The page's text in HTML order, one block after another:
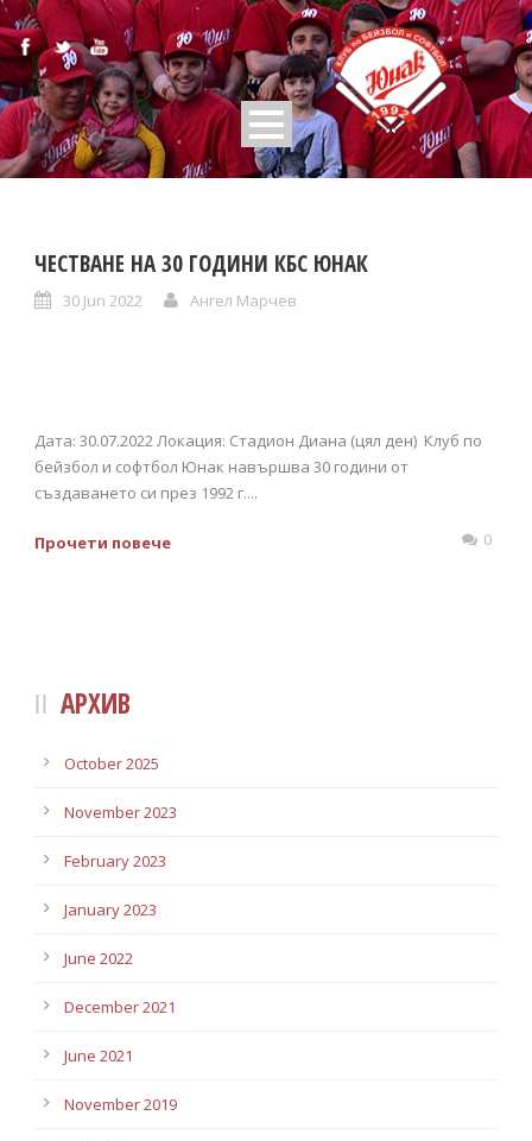
ЧЕСТВАНЕ НА 30 ГОДИНИ КБС ЮНАК
30 Jun 2022 Ангел Марчев
Дата: 30.07.2022 Локация: Стадион Диана (цял ден) Клуб по
бейзбол и софтбол Юнак навършва 30 години от
създаването си през 1992 г....
Прочети повече 0
АРХИВ
October 2025
November 2023
February 2023
January 2023
June 2022
December 2021
June 2021
November 2019